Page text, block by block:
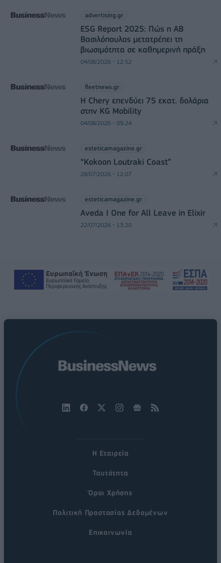
advertising.gr
ESG Report 2025: Πώς η ΑΒ
Βασιλόπουλος μετατρέπει τη
βιωσιμότητα σε καθημερινή πράξη
04/08/2026 - 12:52
fleetnews.gr
Η Chery επενδύει 75 εκατ. δολάρια
στην KG Mobility
04/08/2026 - 09:24
esteticamagazine.gr
“Kokoon Loutraki Coast”
28/07/2026 - 12:07
esteticamagazine.gr
Aveda I One for All Leave in Elixir
22/07/2026 - 13:20
Η Εταιρεία
Ταυτότητα
Όροι Χρήσης
Πολιτική Προστασίας Δεδομένων
Επικοινωνία